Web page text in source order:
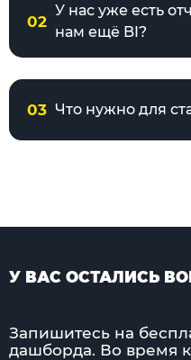
02
У нас уже есть
нам ещё BI?
03 Что нужно для
У ВАС ОСТАЛИСЬ
Запишитесь на
дашборда. Во время